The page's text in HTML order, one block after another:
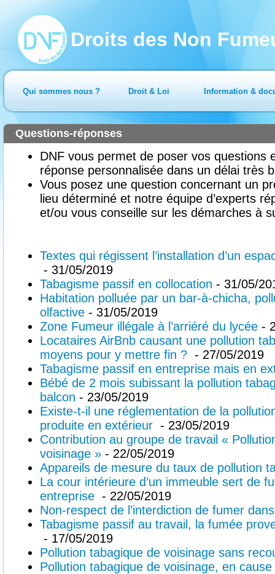
Droits des Non
Qui sommes nous ? Droit & Loi Information &
DNF vous permet de poser vos questions
réponse personnalisée dans un délai très
Vous posez une question concernant un
lieu déterminé et notre équipe d’experts
et/ou vous conseille sur les démarches à
Questions-réponses
Textes qui régissent l’installation d’un
- 31/05/2019
Tabagisme passif en collocation - 31/05/
Habitation polluée par un bar-à-chicha,
olfactive - 31/05/2019
Zone Fumeur illégale à l’arriéré du lycée -
Locataires AirBnb causant une pollution
moyens pour y mettre fin ? - 27/05/2019
Tabagisme passif en entreprise mais en
Bébé de 2 mois subissant la pollution
balcon - 23/05/2019
Existe-t-il une réglementation de la
produite en extérieur - 23/05/2019
Contribution au groupe de travail «
voisinage » - 22/05/2019
Appareils de mesure du taux de pollution
La cour intérieure d’un immeuble sert de
entreprise - 22/05/2019
Non-respect de l’interdiction de fumer
Tabagisme passif au travail, la fumée
- 17/05/2019
Pollution tabagique de voisinage sans
Pollution tabagique de voisinage, en